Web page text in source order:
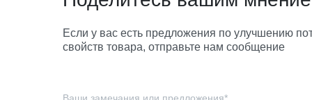
Если у вас есть предложения по улучшению
свойств товара, отправьте нам сообщение